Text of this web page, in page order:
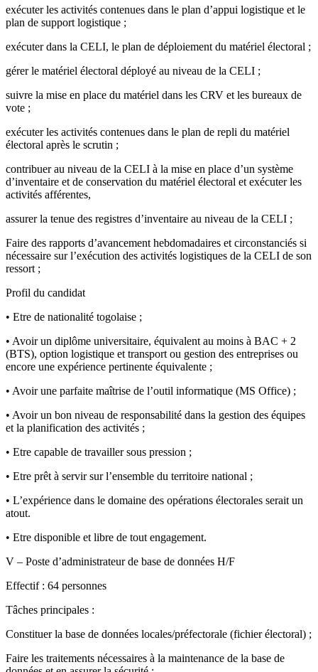
exécuter les activités contenues dans le plan d’appui logistique et le
plan de support logistique ;
exécuter dans la CELI, le plan de déploiement du matériel électoral ;
gérer le matériel électoral déployé au niveau de la CELI ;
suivre la mise en place du matériel dans les CRV et les bureaux de
vote ;
exécuter les activités contenues dans le plan de repli du matériel
électoral après le scrutin ;
contribuer au niveau de la CELI à la mise en place d’un système
d’inventaire et de conservation du matériel électoral et exécuter les
activités afférentes,
assurer la tenue des registres d’inventaire au niveau de la CELI ;
Faire des rapports d’avancement hebdomadaires et circonstanciés si
nécessaire sur l’exécution des activités logistiques de la CELI de son
ressort ;
Profil du candidat
• Etre de nationalité togolaise ;
• Avoir un diplôme universitaire, équivalent au moins à BAC + 2
(BTS), option logistique et transport ou gestion des entreprises ou
encore une expérience pertinente équivalente ;
• Avoir une parfaite maîtrise de l’outil informatique (MS Office) ;
• Avoir un bon niveau de responsabilité dans la gestion des équipes
et la planification des activités ;
• Etre capable de travailler sous pression ;
• Etre prêt à servir sur l’ensemble du territoire national ;
• L’expérience dans le domaine des opérations électorales serait un
atout.
• Etre disponible et libre de tout engagement.
V – Poste d’administrateur de base de données H/F
Effectif : 64 personnes
Tâches principales :
Constituer la base de données locales/préfectorale (fichier électoral) ;
Faire les traitements nécessaires à la maintenance de la base de